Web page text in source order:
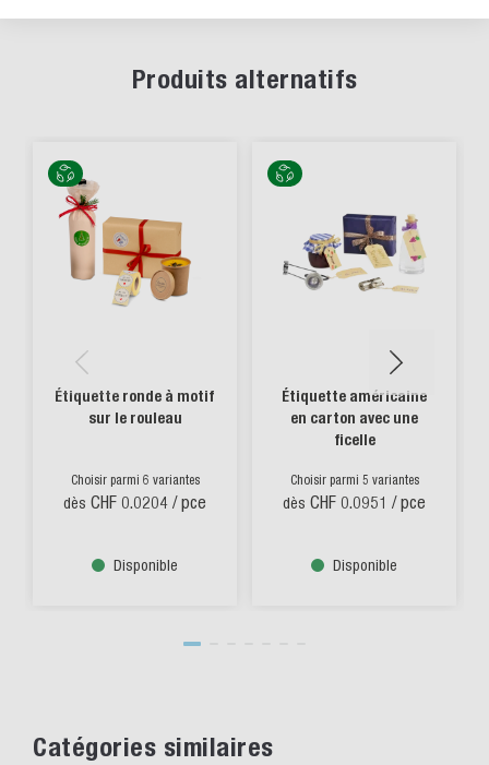
Produits alternatifs
Étiquette ronde à motif
sur le rouleau
Choisir parmi 6 variantes
dès CHF 0.0204 / pce
Disponible
Étiquette américaine
en carton avec une
ficelle
Choisir parmi 5 variantes
dès CHF 0.0951 / pce
Disponible
Catégories similaires